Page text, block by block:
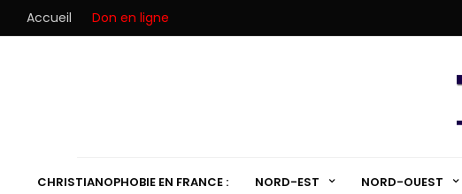
Accueil Don en ligne
CHRISTIANOPHOBIE EN FRANCE : NORD-EST NORD-OUEST